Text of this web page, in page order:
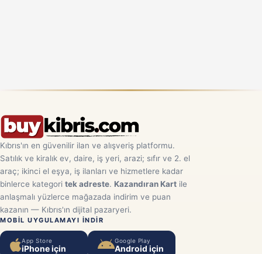
Kıbrıs'ın en güvenilir ilan ve alışveriş platformu.
Satılık ve kiralık ev, daire, iş yeri, arazi; sıfır ve 2. el
araç; ikinci el eşya, iş ilanları ve hizmetlere kadar
binlerce kategori tek adreste. Kazandıran Kart ile
anlaşmalı yüzlerce mağazada indirim ve puan
kazanın — Kıbrıs'ın dijital pazaryeri.
MOBIL UYGULAMAYI INDIR
App Store
iPhone için
Google Play
Android için